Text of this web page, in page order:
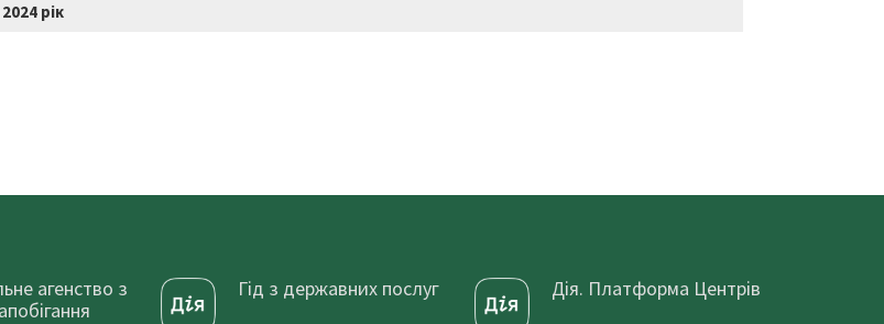
рік
агенство з
Гід з державних послуг Дія. Платформа Центрів